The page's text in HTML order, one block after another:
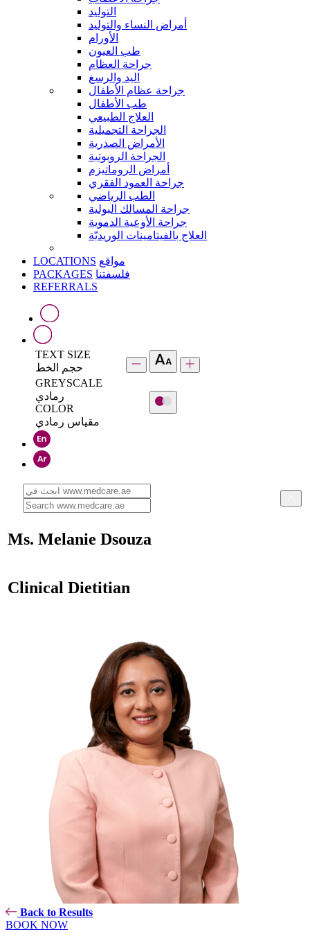
التوليد
أمراض النساء والتوليد
الأورام
طب العيون
جراحة العظام
اليد والرسغ
جراحة عظام الأطفال
طب الأطفال
العلاج الطبيعي
الجراحة التجميلية
الأمراض الصدرية
الجراحة الروبوتية
أمراض الروماتيزم
جراحة العمود الفقري
الطب الرياضي
جراحة المسالك البولية
جراحة الأوعية الدموية
العلاج بالفيتامينات الوريديّة
LOCATIONS مواقع
PACKAGES فلسفتنا
REFERRALS
TEXT SIZE
حجم الخط
GREYSCALE
رمادي
COLOR
مقياس رمادي
Ms. Melanie Dsouza
Clinical Dietitian
Back to Results
BOOK NOW